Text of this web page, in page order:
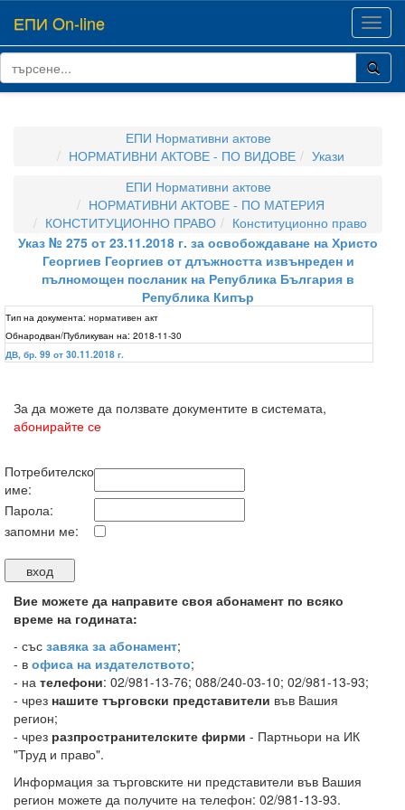
ЕПИ On-line
ЕПИ Нормативни актове
НОРМАТИВНИ АКТОВЕ - ПО ВИДОВЕ
Укази
ЕПИ Нормативни актове
НОРМАТИВНИ АКТОВЕ - ПО МАТЕРИЯ
КОНСТИТУЦИОННО ПРАВО
Конституционно право
Указ № 275 от 23.11.2018 г. за освобождаване на Христо
Георгиев Георгиев от длъжността извънреден и
пълномощен посланик на Република България в
Република Кипър
Тип на документа: нормативен акт
Обнародван/Публикуван на: 2018-11-30
ДВ, бр. 99 от 30.11.2018 г.
За да можете да ползвате документите в системата,
абонирайте се
Потребителско
име:
Парола:
запомни ме:
Вие можете да направите своя абонамент по всяко
време на годината:
- със завяка за абонамент;
- в офиса на издателството;
- на телефони: 02/981-13-76; 088/240-03-10; 02/981-13-93;
- чрез нашите търговски представители във Вашия
регион;
- чрез разпространителските фирми - Партньори на ИК
"Труд и право".
Информация за търговските ни представители във Вашия
регион можете да получите на телефон: 02/981-13-93.